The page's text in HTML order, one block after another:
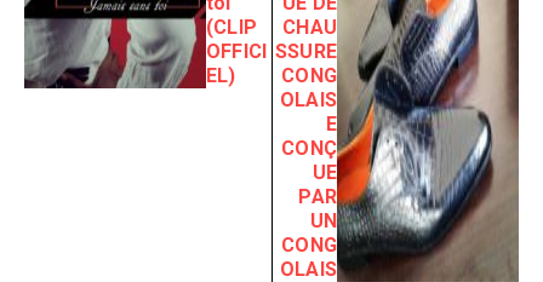
(CLIP
OFFICI
EL)
CHAU
SSURE
CONG
OLAIS
E
CONÇ
UE
PAR
UN
CONG
OLAIS